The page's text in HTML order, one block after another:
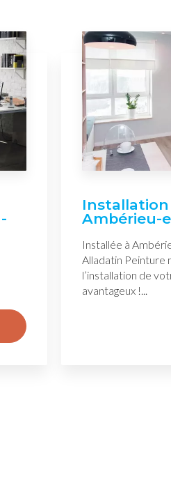
Installation
Ambérieu-
Installée à
Alladatin Peinture
l’installation de
avantageux !...